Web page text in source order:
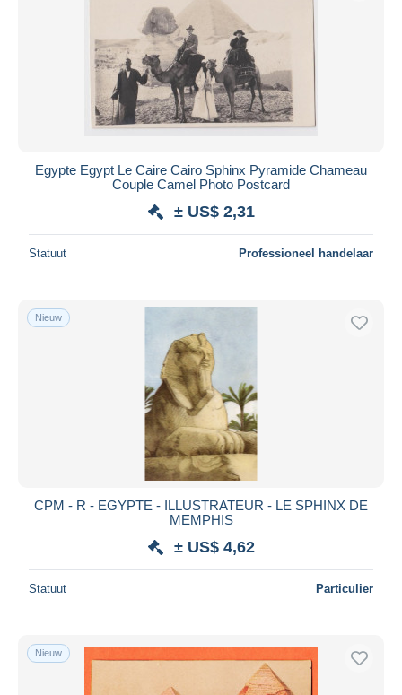
Egypte Egypt Le Caire Cairo Sphinx Pyramide Chameau
Couple Camel Photo Postcard
± US$ 2,31
Statuut Professioneel handelaar
Nieuw
CPM - R - EGYPTE - ILLUSTRATEUR - LE SPHINX DE
MEMPHIS
± US$ 4,62
Statuut Particulier
Nieuw